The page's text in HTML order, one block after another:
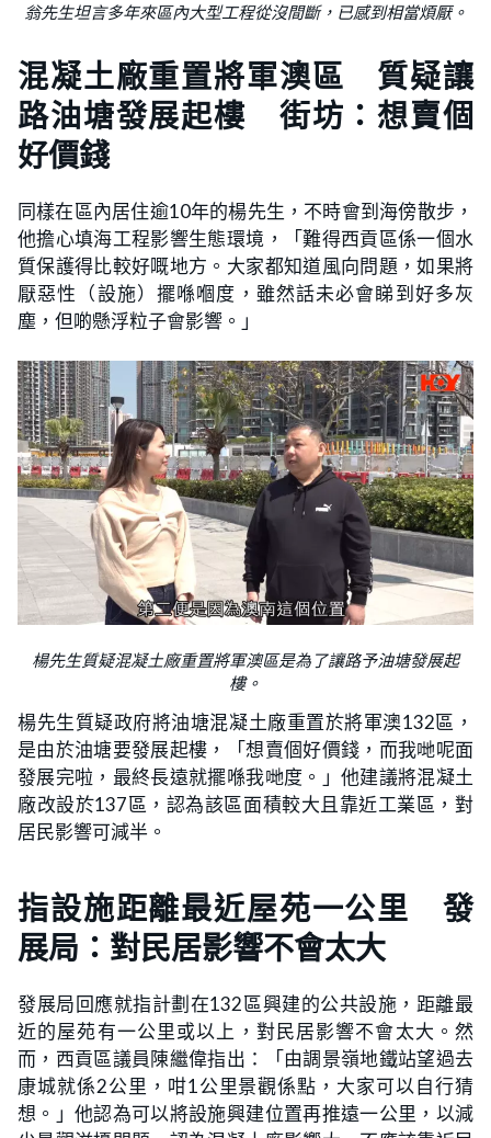
翁先生坦言多年來區內大型工程從沒間斷，已感到相當煩厭。
混凝土廠重置將軍澳區 質疑讓
路油塘發展起樓 街坊：想賣個
好價錢
同樣在區內居住逾10年的楊先生，不時會到海傍散步，
他擔心填海工程影響生態環境，「難得西貢區係一個水
質保護得比較好嘅地方。大家都知道風向問題，如果將
厭惡性（設施）擺喺嗰度，雖然話未必會睇到好多灰
塵，但啲懸浮粒子會影響。」
楊先生質疑混凝土廠重置將軍澳區是為了讓路予油塘發展起
樓。
楊先生質疑政府將油塘混凝土廠重置於將軍澳132區，
是由於油塘要發展起樓，「想賣個好價錢，而我哋呢面
發展完啦，最終長遠就擺喺我哋度。」他建議將混凝土
廠改設於137區，認為該區面積較大且靠近工業區，對
居民影響可減半。
指設施距離最近屋苑一公里 發
展局：對民居影響不會太大
發展局回應就指計劃在132區興建的公共設施，距離最
近的屋苑有一公里或以上，對民居影響不會太大。然
而，西貢區議員陳繼偉指出：「由調景嶺地鐵站望過去
康城就係2公里，咁1公里景觀係點，大家可以自行猜
想。」他認為可以將設施興建位置再推遠一公里，以減